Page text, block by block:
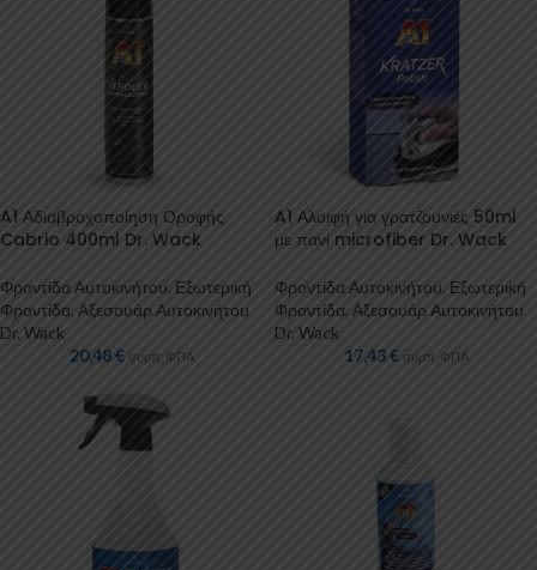
A1 Αδιαβροχοποίηση Οροφής
Cabrio 400ml Dr. Wack
Φροντίδα Αυτοκινήτου, Εξωτερική
Φροντίδα, Αξεσουάρ Αυτοκινήτου
Dr. Wack
20,48€ συμπ. ΦΠΑ
A1 Αλοιφή για γρατζουνιές 50ml
με πανί microfiber Dr. Wack
Φροντίδα Αυτοκινήτου, Εξωτερική
Φροντίδα, Αξεσουάρ Αυτοκινήτου
Dr. Wack
17,43€ συμπ. ΦΠΑ